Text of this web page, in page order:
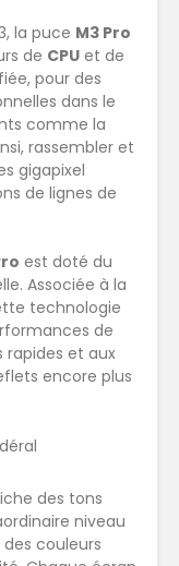
la puce M3 Pro
de CPU et de
pour des
dans le
comme la
rassembler et
gigapixel
de lignes de
est doté du
Associée à la
technologie
de
rapides et aux
encore plus
des tons
niveau
couleurs